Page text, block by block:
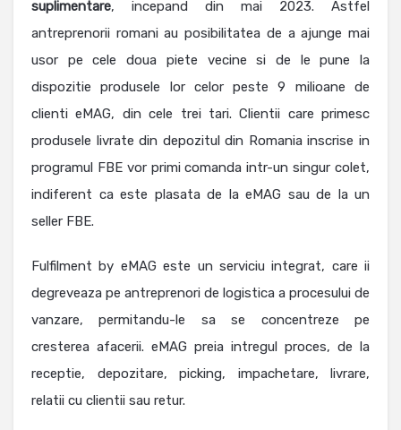
suplimentare, incepand din mai 2023. Astfel
antreprenorii romani au posibilitatea de a ajunge mai
usor pe cele doua piete vecine si de le pune la
dispozitie produsele lor celor peste 9 milioane de
clienti eMAG, din cele trei tari. Clientii care primesc
produsele livrate din depozitul din Romania inscrise in
programul FBE vor primi comanda intr-un singur colet,
indiferent ca este plasata de la eMAG sau de la un
seller FBE.
Fulfilment by eMAG este un serviciu integrat, care ii
degreveaza pe antreprenori de logistica a procesului de
vanzare, permitandu-le sa se concentreze pe
cresterea afacerii. eMAG preia intregul proces, de la
receptie, depozitare, picking, impachetare, livrare,
relatii cu clientii sau retur.